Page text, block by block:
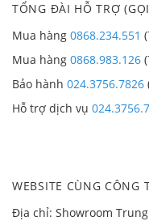
TỔNG ĐÀI HỖ TRỢ
Mua hàng 0868.234.551
Mua hàng 0868.983.126
Bảo hành 024.3756.7826
Hỗ trợ dịch vụ
WEBSITE CÙNG CÔNG
Địa chỉ: Showroom